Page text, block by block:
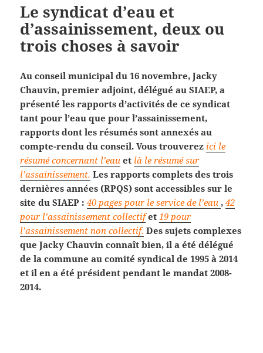
Le syndicat d’eau et
d’assainissement, deux ou
trois choses à savoir
Au conseil municipal du 16 novembre, Jacky
Chauvin, premier adjoint, délégué au SIAEP, a
présenté les rapports d’activités de ce syndicat
tant pour l’eau que pour l’assainissement,
rapports dont les résumés sont annexés au
compte-rendu du conseil. Vous trouverez ici le
résumé concernant l’eau et là le résumé sur
l’assainissement. Les rapports complets des trois
dernières années (RPQS) sont accessibles sur le
site du SIAEP :40 pages pour le service de l’eau ,42
pour l’assainissement collectifet 19 pour
l’assainissement non collectif. Des sujets complexes
que Jacky Chauvin connaît bien, il a été délégué
de la commune au comité syndical de 1995 à 2014
et il en a été président pendant le mandat 2008-
2014.